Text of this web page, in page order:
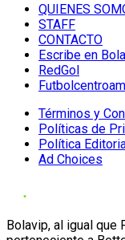
QUIENES
STAFF
CONTACTO
Escribe en
RedGol
Términos y
Políticas de
Política
Ad Choices
Bolavip, al igual que